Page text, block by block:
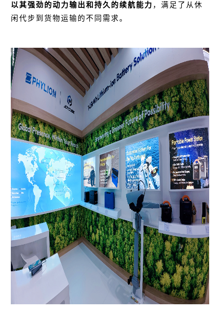
以其强劲的动力输出和持久的续航能力 ，满足了从休
闲代步到货物运输的不同需求。